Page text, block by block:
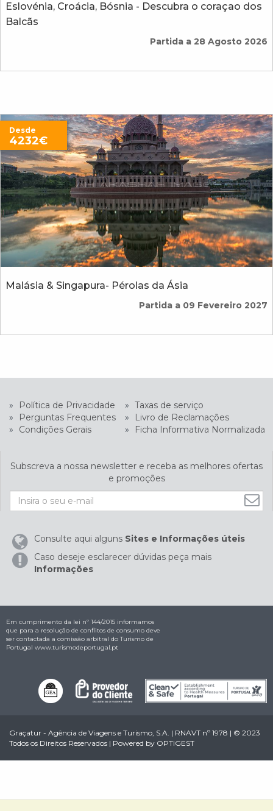
Eslovénia, Croácia, Bósnia - Descubra o coraçao dos
Balcãs
Partida a 28 Agosto 2026
Malásia & Singapura- Pérolas da Ásia
Desde
4232€
Partida a 09 Fevereiro 2027
» Política de Privacidade » Taxas de serviço
»
Perguntas Frequentes »
Livro de Reclamações
»
Condições Gerais » Ficha Informativa Normalizada
Subscreva a nossa newsletter e receba as melhores ofertas
e promoções
Consulte aqui alguns Sites e Informações úteis
Caso deseje esclarecer dúvidas peça mais
Informações
Em cumprimento da lei nº 144/2015 informamos
que para a resolução de conflitos de consumo deve
ser contactada a comissão arbitral do Turismo de
Portugal www.turismodeportugal.pt
Graçatur - Agência de Viagens e Turismo, S.A. | RNAVT nº 1978 | © 2023
Todos os Direitos Reservados | Powered by OPTIGEST